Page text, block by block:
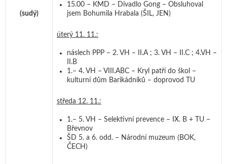
(sudý)
15.00 – KMD – Divadlo Gong – Obsluhoval
jsem Bohumila Hrabala (ŠIL, JEN)
úterý 11. 11.:
náslech PPP – 2. VH – II.A ; 3. VH – II.C ; 4.VH –
II.B
1.– 4. VH – VIII.ABC – Kryl patří do škol –
kulturní dům Barikádníků – doprovod TU
středa 12. 11.:
1.– 5. VH – Selektivní prevence – IX. B + TU –
Břevnov
ŠD 5. a 6. odd. – Národní muzeum (BOK,
ČECH)